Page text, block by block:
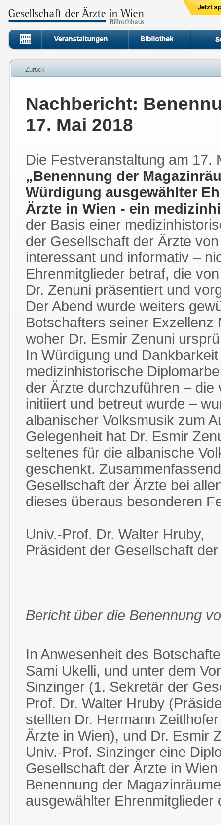
Zurück
Nachbericht:
17. Mai 2018
Die Festveranstaltung am 17.
„Benennung der
Würdigung ausgewählter
Ärzte in Wien - ein
der Basis einer
der Gesellschaft der Ärzte
interessant und informativ –
Ehrenmitglieder betraf, die
Dr. Zenuni präsentiert und
Der Abend wurde weiters
Botschafters seiner Exzellenz
woher Dr. Esmir Zenuni
In Würdigung und
medizinhistorische
der Ärzte durchzuführen – die
initiiert und betreut wurde –
albanischer Volksmusik zum
Gelegenheit hat Dr. Esmir
seltenes für die albanische
geschenkt.
Gesellschaft der Ärzte bei
dieses überaus besonderen
Univ.-Prof. Dr. Walter Hruby,
Präsident der Gesellschaft
Bericht über die Benennung
In Anwesenheit des
Sami Ukelli, und unter dem
Sinzinger (1. Sekretär der
Prof. Dr. Walter Hruby
stellten Dr. Hermann
Ärzte in Wien), und Dr. Esmir
Univ.-Prof. Sinzinger eine
Gesellschaft der Ärzte in
Benennung der
ausgewählter